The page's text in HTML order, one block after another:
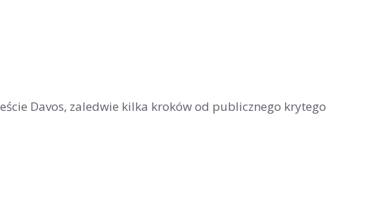
Davos, zaledwie kilka kroków od publicznego krytego